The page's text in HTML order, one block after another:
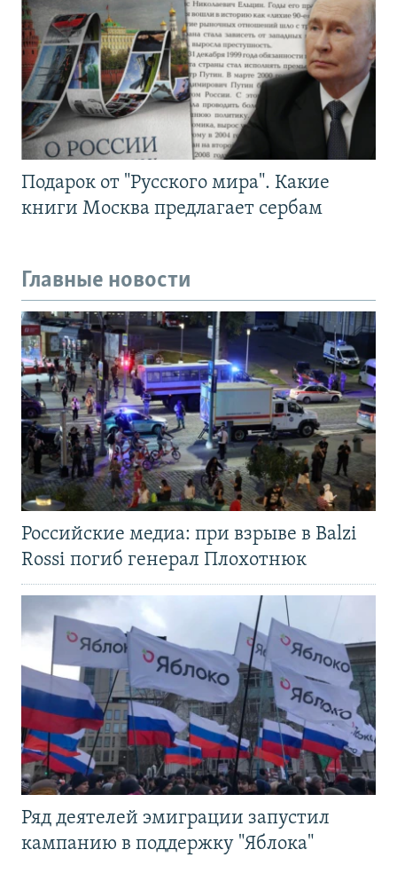
Подарок от "Русского мира". Какие
книги Москва предлагает сербам
Главные новости
Российские медиа: при взрыве в Balzi
Rossi погиб генерал Плохотнюк
Ряд деятелей эмиграции запустил
кампанию в поддержку "Яблока"